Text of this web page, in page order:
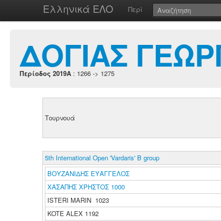
Ελληνικά ΕΛΟ Περί
ΔΟΓΙΑΣ
Περίοδος 2019A : 1266 -> 1275
Τουρνουά
5th International Open 'Vardaris' B group
ΒΟΥΖΑΝΙΔΗΣ ΕΥΑΓΓΕΛΟΣ
ΧΑΣΑΠΗΣ ΧΡΗΣΤΟΣ 1000
ISTERI MARIN 1023
KOTE ALEX 1192